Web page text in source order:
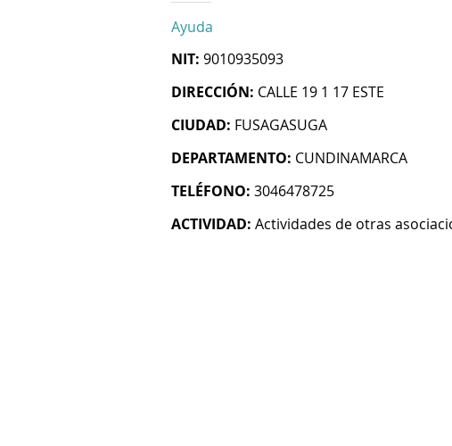
Ayuda
NIT: 9010935093
DIRECCIÓN: CALLE 19 1 17 ESTE
CIUDAD: FUSAGASUGA
DEPARTAMENTO: CUNDINAMARCA
TELÉFONO: 3046478725
ACTIVIDAD: Actividades de otras